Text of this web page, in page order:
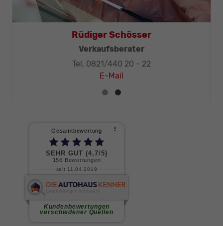
Thomas Mohr
Geschäftsleitung, KFZ-Techniker-Meister
Tel. 0821/440 20 - 32
E-Mail